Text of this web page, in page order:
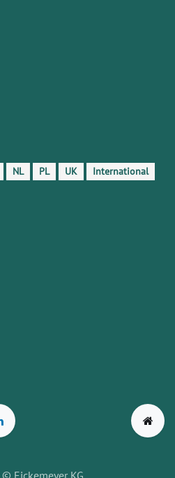
NL PL UK International
© Eickemeyer KG